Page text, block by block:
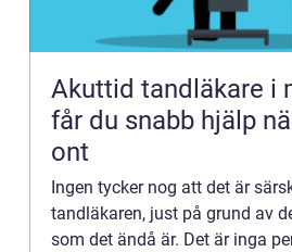
Akuttid tandläkare i
får du snabb hjälp
ont
Ingen tycker nog att det är
tandläkaren, just på grund av
som det ändå är. Det är inga